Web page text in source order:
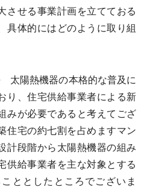
させる事業計画を立てておる
具体的にはどのように取り組
太陽熱機器の本格的な普及に
り、住宅供給事業者による新
みが必要であると考えてござ
住宅の約七割を占めますマン
計段階から太陽熱機器の組み
供給事業者を主な対象とする
ととしたところでございま